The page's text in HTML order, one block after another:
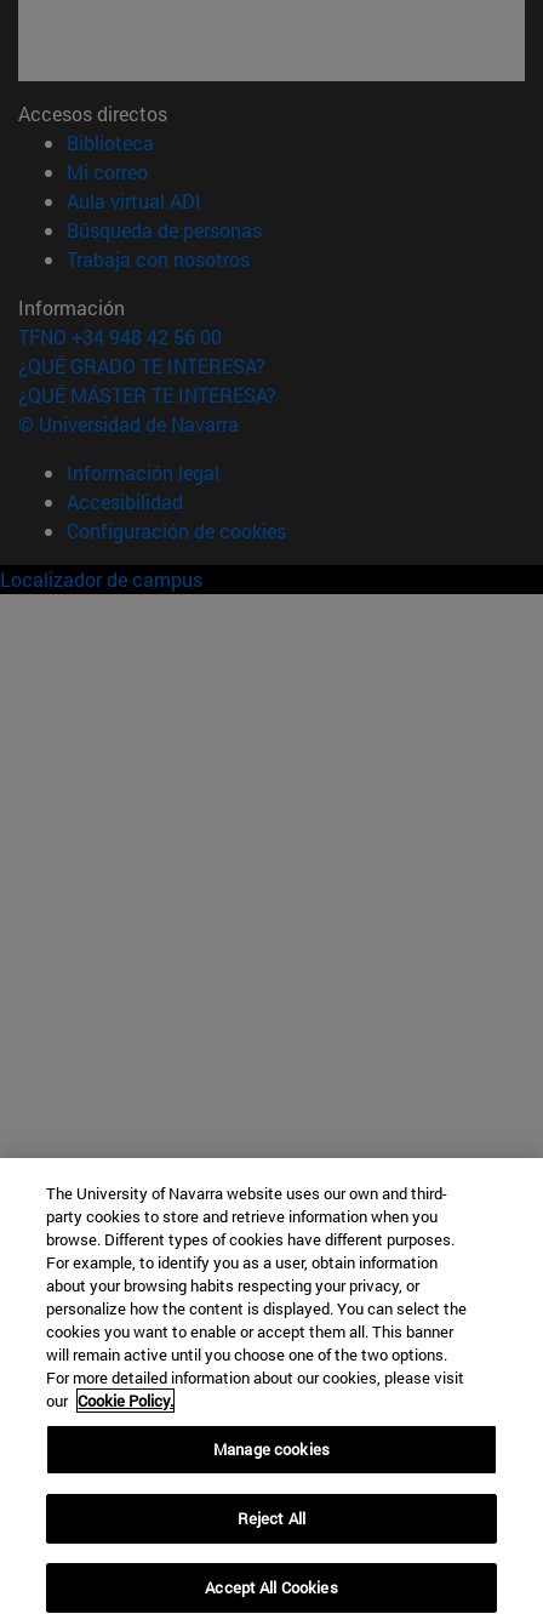
Accesos directos
Biblioteca
Mi correo(abre en nueva ventana)
Aula virtual ADI
Búsqueda de personas(abre en nueva ventana)
Trabaja con nosotros(abre en nueva ventana)
Información
TFNO +34 948 42 56 00
¿QUÉ GRADO TE INTERESA?
¿QUÉ MÁSTER TE INTERESA?
© Universidad de Navarra
Información legal
Accesibilidad
Configuración de cookies
Localizador de campus
The University of Navarra website uses our own and third-
party cookies to store and retrieve information when you
browse. Different types of cookies have different purposes.
For example, to identify you as a user, obtain information
about your browsing habits respecting your privacy, or
personalize how the content is displayed. You can select the
cookies you want to enable or accept them all. This banner
will remain active until you choose one of the two options.
For more detailed information about our cookies, please visit
our Cookie Policy.
Manage cookies
Reject All
Accept All Cookies